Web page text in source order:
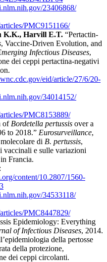
23406868/
PMC9151166/
K.K., Harvill E.T. “Pertactin-
, Vaccine-Driven Evolution, and
Infectious Diseases,
dei ceppi pertactina-negativi
eid/article/27/6/20-
34014152/
PMC8153889/
of Bordetella pertussis over a
to 2018.” Eurosurveillance,
di B. pertussis,
vaccinali e sulle variazioni
Francia.
content/10.2807/1560-
34533118/
PMC8447829/
Epidemiology: Everything
of Infectious Diseases, 2014.
della pertosse
della protezione,
dei ceppi circolanti.